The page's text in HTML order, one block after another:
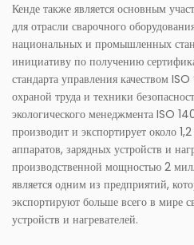
Кенде также является основным
для отрасли сварочного
национальных и промышленных
инициативу по получению
стандарта управления качеством
охраной труда и техники
экологического менеджмента ISO
производит и экспортирует около
аппаратов, зарядных устройств и
производственной мощностью 2
является одним из предприятий,
экспортируют больше всего в мире
устройств и нагревателей.